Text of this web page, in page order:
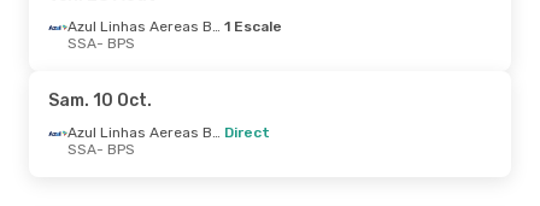
GolDirect
BPS - SSA
Gol Direct
SSA - BPS
GolDirect
Azul Linhas Aereas Brasileiras 1 Escale
SSA- BPS
Sam. 10 Oct.
Azul Linhas Aereas Brasileiras Direct
SSA- BPS